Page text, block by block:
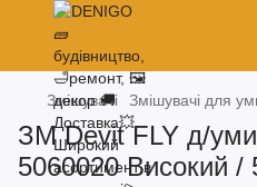
Змішувачі Змішувачі для
ЗМ Devit FLY д/
5060020 Високий /